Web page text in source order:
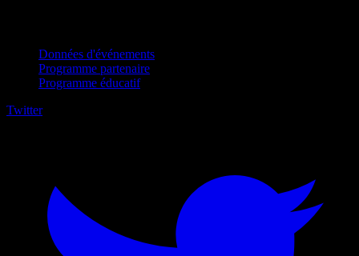
Données d'événements
Programme partenaire
Programme éducatif
Twitter